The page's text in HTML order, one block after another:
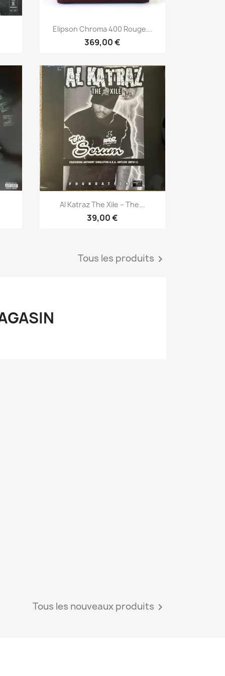
Aperçu rapide
Elipson Chroma 400 Rouge...
369,00 €
Aperçu rapide
Al Katraz The Xile ‎– The...
39,00 €
Tous les produits 
Tous les nouveaux produits 